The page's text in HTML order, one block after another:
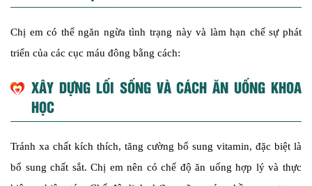
Chị em có thể ngăn ngừa tình trạng này và làm hạn chế sự phát
triển của các cục máu đông bằng cách:
XÂY DỰNG LỐI SỐNG VÀ CÁCH ĂN UỐNG KHOA
HỌC
Tránh xa chất kích thích, tăng cường bổ sung vitamin, đặc biệt là
bổ sung chất sắt. Chị em nên có chế độ ăn uống hợp lý và thực